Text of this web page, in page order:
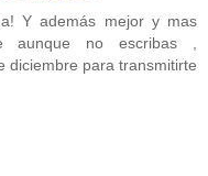
Y además mejor y mas
aunque no escribas ,
diciembre para transmitirte